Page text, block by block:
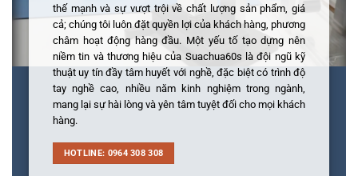
thế mạnh và sự vượt trội về chất lượng sản phẩm, giá
cả; chúng tôi luôn đặt quyền lợi của khách hàng, phương
châm hoạt động hàng đầu. Một yếu tố tạo dựng nên
niềm tin và thương hiệu của Suachua60s là đội ngũ kỹ
thuật uy tín đầy tâm huyết với nghề, đặc biệt có trình độ
tay nghề cao, nhiều năm kinh nghiệm trong ngành,
mang lại sự hài lòng và yên tâm tuyệt đối cho mọi khách
hàng.
HOTLINE: 0964 308 308